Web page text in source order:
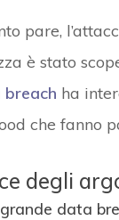
pare,
è stato
ha
che fanno
degli
data